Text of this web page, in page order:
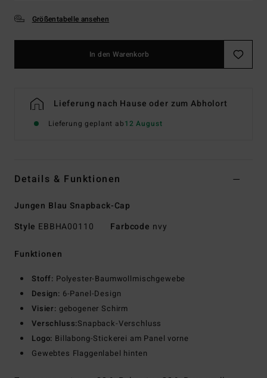
Größentabelle ansehen
In den Warenkorb
Lieferung nach Hause oder zum Abholort
Lieferung geplant ab12 August
Details & Funktionen
Jungen Blau Snapback-Cap
Style EBBHA00110 Farbcode nvy
Funktionen
Stoff: Polyester-Baumwollmischgewebe
Design: 6-Panel-Design
Visier: gebogener Schirm
Verschluss:Snapback-Verschluss
Logo: Billabong-Stickerei am Panel vorne
Gewebtes Flaggenlabel hinten